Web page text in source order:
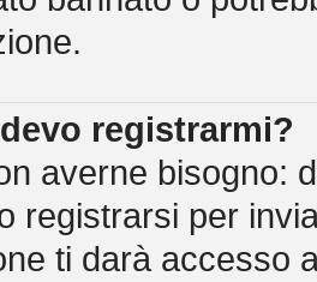
registrarmi?
averne bisogno:
registrarsi per
ti darà accesso